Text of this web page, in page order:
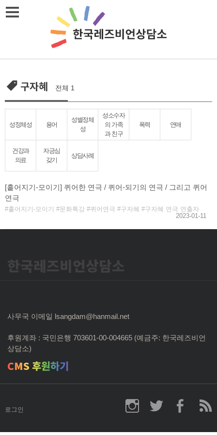
Skip
구자혜 전체 1
성정체성 용어
성별정체
성
성소수자
의 가족
과 친구
폭력 연애
건강과
의료
자긍심
갖기
상담사례
[흩어지기-모이기] 퀴어한 연극 / 퀴어-되기의 연극 / 그리고 퀴어
연극￼
흩어지기-모이기 문화특강 퀴어연극 구자혜
구자혜 연극 연출자
2023-01-11
한국레즈비언상담소
사무국 이메일 lsangdam@hanmail.net
후원계좌 : 국민은행 703601-00-004665 (예금주: 한국레즈비언
상담소)
CMS 후원하기
로그인